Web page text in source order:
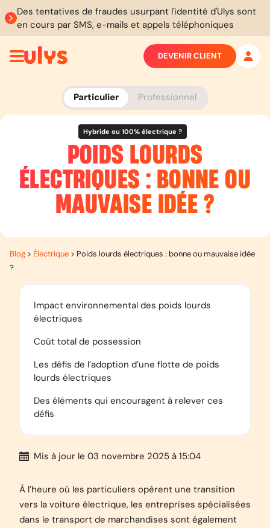
Des tentatives de fraudes usurpant l'identité d'Ulys sont
en cours par SMS, e-mails et appels téléphoniques
Particulier Professionnel
DEVENIR CLIENT
Hybride ou 100% électrique ?
POIDS LOURDS
ÉLECTRIQUES : BONNE OU
MAUVAISE IDÉE ?
Blog > Électrique > Poids lourds électriques : bonne ou mauvaise idée
?
Impact environnemental des poids lourds
électriques
Coût total de possession
Les défis de l’adoption d’une flotte de poids
lourds électriques
Des éléments qui encouragent à relever ces
défis
Mis à jour le 03 novembre 2025 à 15:04
À l’heure où les particuliers opèrent une transition
vers la voiture électrique, les entreprises spécialisées
dans le transport de marchandises sont également